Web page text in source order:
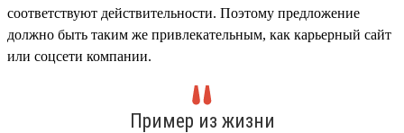
соответствуют действительности. Поэтому предложение
должно быть таким же привлекательным, как карьерный сайт
или соцсети компании.
Пример из жизни